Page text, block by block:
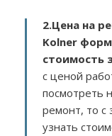
2.Цена на
Kolner
стоимость
с ценой
посмотреть
ремонт, то с
узнать